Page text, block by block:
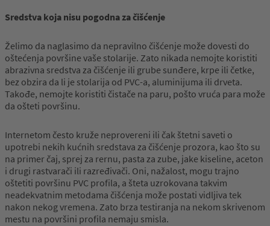
Sredstva koja nisu pogodna za čišćenje
Želimo da naglasimo da nepravilno čišćenje može dovesti do
oštećenja površine vaše stolarije. Zato nikada nemojte koristiti
abrazivna sredstva za čišćenje ili grube sunđere, krpe ili četke,
bez obzira da li je stolarija od PVC-a, aluminijuma ili drveta.
Takođe, nemojte koristiti čistače na paru, pošto vruća para može
da ošteti površinu.
Internetom često kruže neprovereni ili čak štetni saveti o
upotrebi nekih kućnih sredstava za čišćenje prozora, kao što su
na primer čaj, sprej za rernu, pasta za zube, jake kiseline, aceton
i drugi rastvarači ili razređivači. Oni, nažalost, mogu trajno
oštetiti površinu PVC profila, a šteta uzrokovana takvim
neadekvatnim metodama čišćenja može postati vidljiva tek
nakon nekog vremena. Zato brza testiranja na nekom skrivenom
mestu na površini profila nemaju smisla.